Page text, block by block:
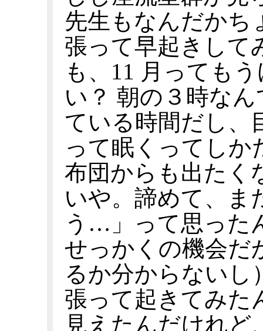
先生もなんだかち
張って早起きして
も、11 月っても
い？ 朝の３時な
ている時間だし、
って眠くってしか
布団からも出たく
いや。諦めて、ま
う…」って思った
せっかくの機会
るか分からないし
張って起きてみた
見えたんだけれど